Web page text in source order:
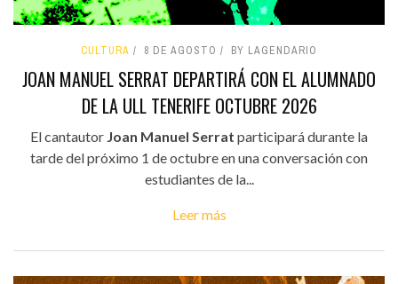
CULTURA 8 DE AGOSTO BY LAGENDARIO
JOAN MANUEL SERRAT DEPARTIRÁ CON EL ALUMNADO
DE LA ULL TENERIFE OCTUBRE 2026
El cantautor Joan Manuel Serrat participará durante la
tarde del próximo 1 de octubre en una conversación con
estudiantes de la...
Leer más